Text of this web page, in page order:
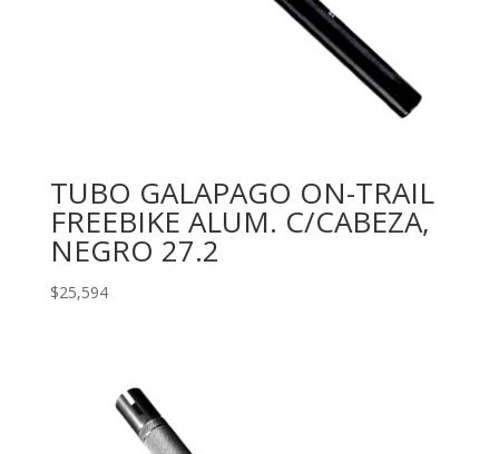
TUBO GALAPAGO ON-TRAIL
FREEBIKE ALUM. C/CABEZA,
NEGRO 27.2
$25,594